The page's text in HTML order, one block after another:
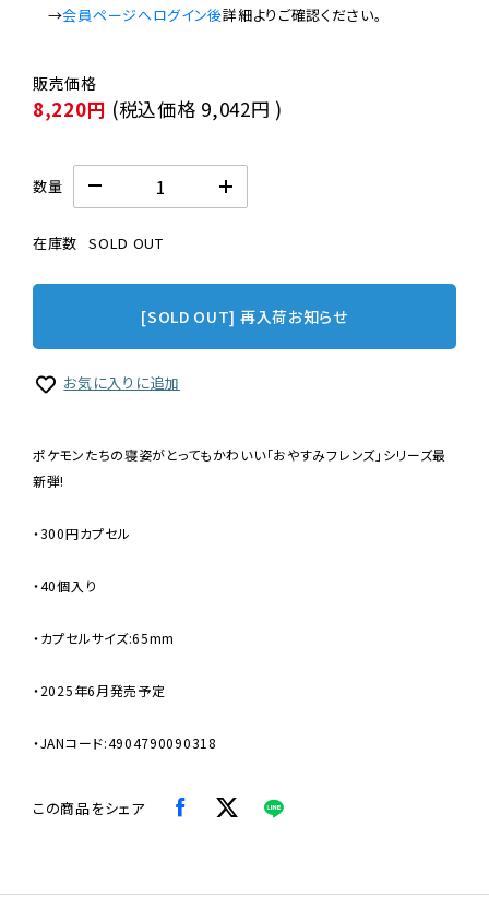
→会員ページへログイン後
8,220円 (税込価格 9,042円 )
数量
在庫数 SOLD OUT
[SOLD OUT] 再入荷お知らせ
お気に入りに追加
ポケモンたちの寝姿がとってもかわいい「おやすみフレンズ」シリーズ最
新弾!
・300円カプセル
・40個入り
・カプセルサイズ:65mm
・2025年6月発売予定
・JANコード:4904790090318
この商品をシェア